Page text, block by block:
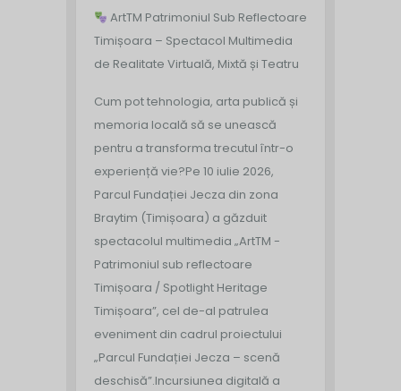
ArtTM Patrimoniul Sub Reflectoare
Timișoara – Spectacol Multimedia
de Realitate Virtuală, Mixtă și Teatru
Cum pot tehnologia, arta publică și
memoria locală să se unească
pentru a transforma trecutul într-o
experiență vie?Pe 10 iulie 2026,
Parcul Fundației Jecza din zona
Braytim (Timișoara) a găzduit
spectacolul multimedia „ArtTM -
Patrimoniul sub reflectoare
Timișoara / Spotlight Heritage
Timișoara”, cel de-al patrulea
eveniment din cadrul proiectului
„Parcul Fundației Jecza – scenă
deschisă”.Incursiunea digitală a